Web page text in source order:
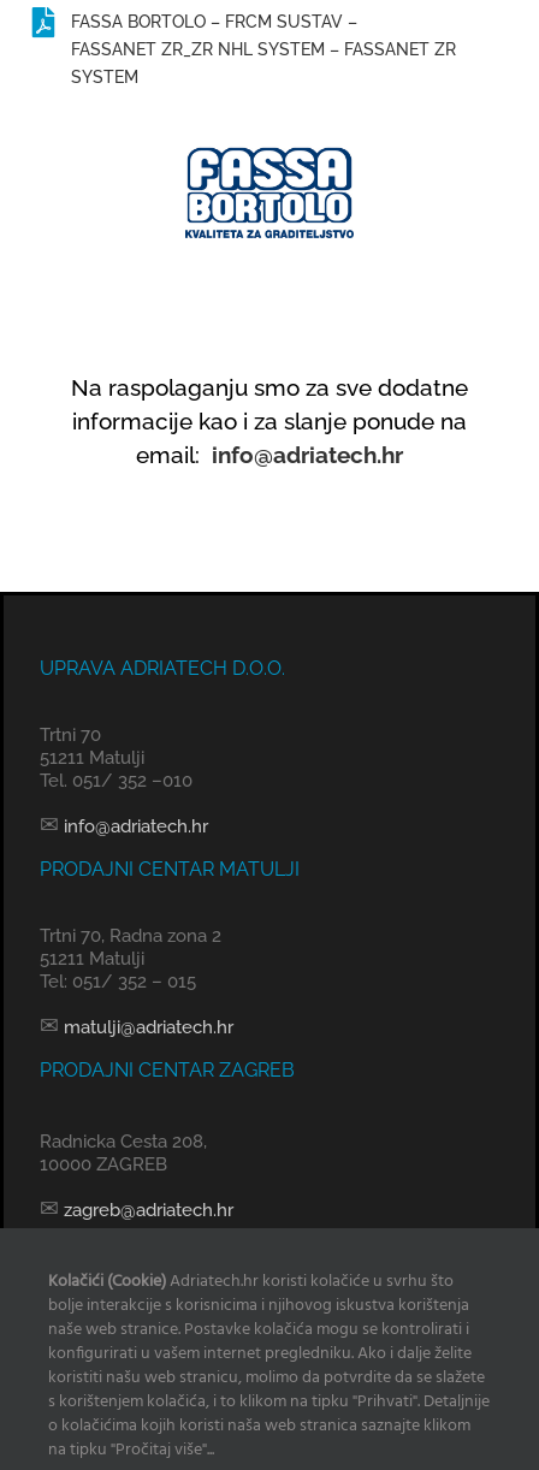
FASSA BORTOLO – FRCM SUSTAV –
FASSANET ZR_ZR NHL SYSTEM – FASSANET ZR
SYSTEM
Na raspolaganju smo za sve dodatne
informacije kao i za slanje ponude na
email: info@adriatech.hr
UPRAVA ADRIATECH D.O.O.
Trtni 70
51211 Matulji
Tel. 051/ 352 –010
✉ info@adriatech.hr
PRODAJNI CENTAR MATULJI
Trtni 70, Radna zona 2
51211 Matulji
Tel: 051/ 352 – 015
✉ matulji@adriatech.hr
PRODAJNI CENTAR ZAGREB
Radnicka Cesta 208,
10000 ZAGREB
✉ zagreb@adriatech.hr
Tel: 098 329 239
✉ radan@adriatech.hr
INFO
Kolačići (Cookie)Adriatech.hr koristi kolačiće u svrhu što
bolje interakcije s korisnicima i njihovog iskustva korištenja
naše web stranice. Postavke kolačića mogu se kontrolirati i
konfigurirati u vašem internet pregledniku. Ako i dalje želite
koristiti našu web stranicu, molimo da potvrdite da se slažete
s korištenjem kolačića, i to klikom na tipku "Prihvati". Detaljnije
o kolačićima kojih koristi naša web stranica saznajte klikom
na tipku "Pročitaj više"...